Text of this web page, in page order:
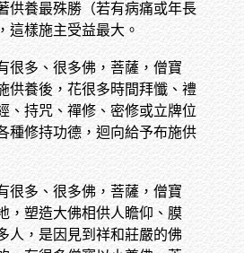
供養最殊勝（若有病痛或年長
這樣施主受益最大。
很多、很多佛，菩薩，僧寶
供養後，花很多時間拜懺、禮
、持咒、禪修、密修或立牌位
修持功德，迴向給予布施供
很多、很多佛，菩薩，僧寶
，塑造大佛相供人瞻仰、膜
人，是因見到祥和莊嚴的佛